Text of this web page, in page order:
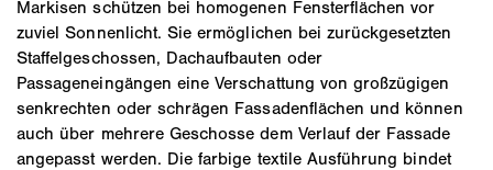
Markisen schützen bei homogenen Fensterflächen vor
zuviel Sonnenlicht. Sie ermöglichen bei zurückgesetzten
Staffelgeschossen, Dachaufbauten oder
Passageneingängen eine Verschattung von großzügigen
senkrechten oder schrägen Fassadenflächen und können
auch über mehrere Geschosse dem Verlauf der Fassade
angepasst werden. Die farbige textile Ausführung bindet